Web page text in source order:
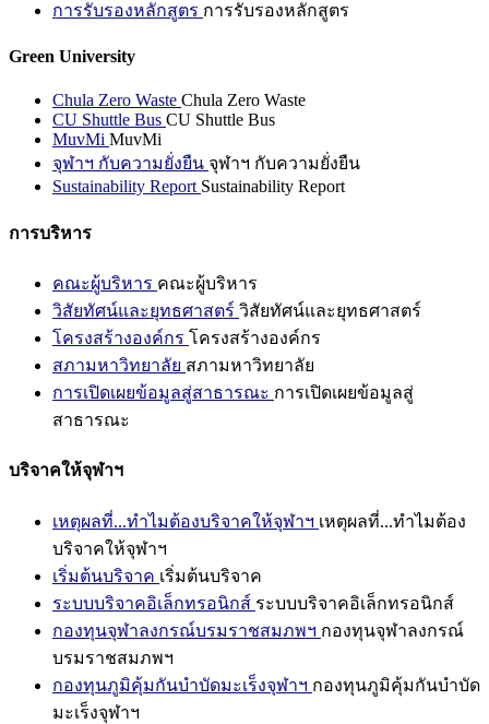
การรับรองหลักสูตร การรับรองหลักสูตร
Green University
Chula Zero Waste Chula Zero Waste
CU Shuttle Bus CU Shuttle Bus
MuvMi MuvMi
จุฬาฯ กับความยั่งยืน จุฬาฯ กับความยั่งยืน
Sustainability Report Sustainability Report
การบริหาร
คณะผู้บริหาร คณะผู้บริหาร
วิสัยทัศน์และยุทธศาสตร์ วิสัยทัศน์และยุทธศาสตร์
โครงสร้างองค์กร โครงสร้างองค์กร
สภามหาวิทยาลัย สภามหาวิทยาลัย
การเปิดเผยข้อมูลสู่สาธารณะ การเปิดเผยข้อมูลสู่
สาธารณะ
บริจาคให้จุฬาฯ
เหตุผลที่...ทำไมต้องบริจาคให้จุฬาฯ เหตุผลที่...ทำไมต้อง
บริจาคให้จุฬาฯ
เริ่มต้นบริจาค เริ่มต้นบริจาค
ระบบบริจาคอิเล็กทรอนิกส์ ระบบบริจาคอิเล็กทรอนิกส์
กองทุนจุฬาลงกรณ์บรมราชสมภพฯ กองทุนจุฬาลงกรณ์
บรมราชสมภพฯ
กองทุนภูมิคุ้มกันบำบัดมะเร็งจุฬาฯ กองทุนภูมิคุ้มกันบำบัด
มะเร็งจุฬาฯ